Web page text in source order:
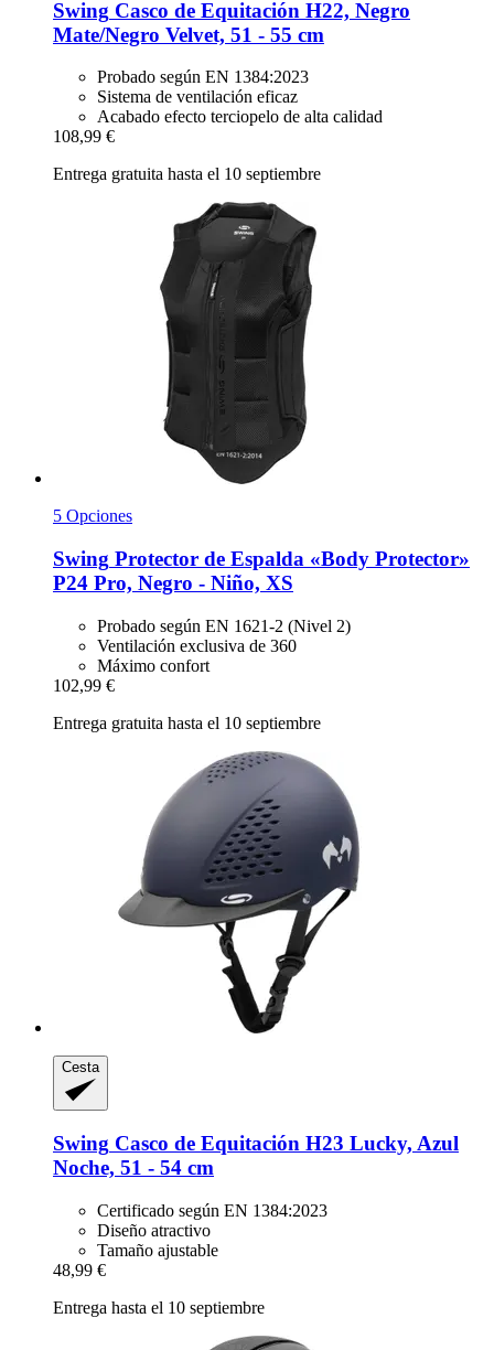
Swing Casco de Equitación H22, Negro
Mate/Negro Velvet, 51 -​ 55 cm
Probado según EN 1384:2023
Sistema de ventilación eficaz
Acabado efecto terciopelo de alta calidad
108,99 €
Entrega gratuita hasta el 10 septiembre
5 Opciones
Swing Protector de Espalda «Body Protector»
P24 Pro, Negro -​ Niño, XS
Probado según EN 1621-2 (Nivel 2)
Ventilación exclusiva de 360
Máximo confort
102,99 €
Entrega gratuita hasta el 10 septiembre
Cesta
Swing Casco de Equitación H23 Lucky, Azul
Noche, 51 -​ 54 cm
Certificado según EN 1384:2023
Diseño atractivo
Tamaño ajustable
48,99 €
Entrega hasta el 10 septiembre